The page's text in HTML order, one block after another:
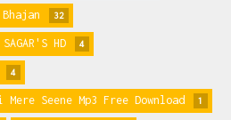
32
HD 4
4
Seene Mp3 Free Download 1